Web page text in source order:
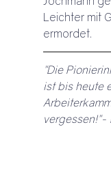
Leichter mit
ermordet.
"Die
ist bis heute
vergessen!"-